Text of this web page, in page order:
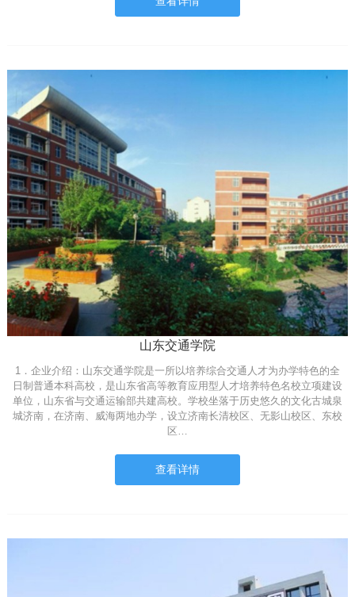
山东交通学院
1．企业介绍：山东交通学院是一所以培养综合交通人才为办学特色的全
日制普通本科高校，是山东省高等教育应用型人才培养特色名校立项建设
单位，山东省与交通运输部共建高校。学校坐落于历史悠久的文化古城泉
城济南，在济南、威海两地办学，设立济南长清校区、无影山校区、东校
区…
查看详情